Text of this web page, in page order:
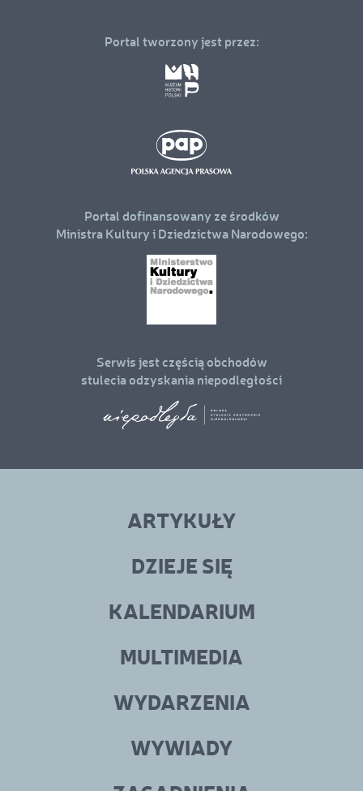
Portal tworzony jest przez:
Portal dofinansowany ze środków
Ministra Kultury i Dziedzictwa Narodowego:
Serwis jest częścią obchodów
stulecia odzyskania niepodległości
ARTYKUŁY
DZIEJE SIĘ
KALENDARIUM
MULTIMEDIA
WYDARZENIA
WYWIADY